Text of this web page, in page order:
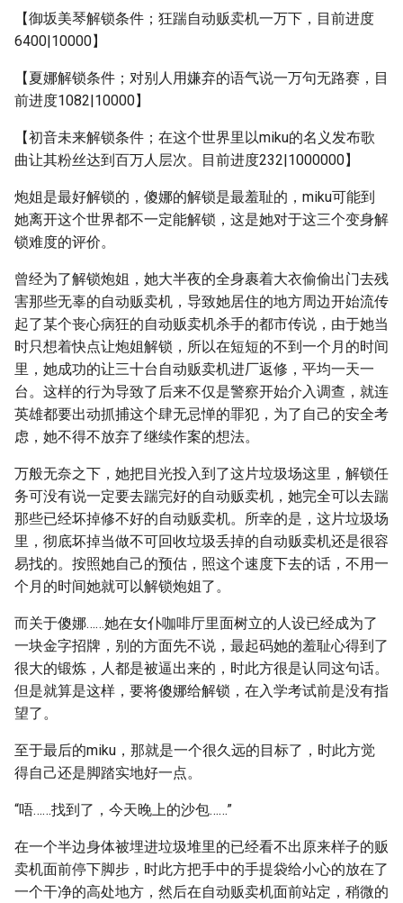
【御坂美琴解锁条件；狂踹自动贩卖机一万下，目前进度
6400|10000】
【夏娜解锁条件；对别人用嫌弃的语气说一万句无路赛，目
前进度1082|10000】
【初音未来解锁条件；在这个世界里以miku的名义发布歌
曲让其粉丝达到百万人层次。目前进度232|1000000】
炮姐是最好解锁的，傻娜的解锁是最羞耻的，miku可能到
她离开这个世界都不一定能解锁，这是她对于这三个变身解
锁难度的评价。
曾经为了解锁炮姐，她大半夜的全身裹着大衣偷偷出门去残
害那些无辜的自动贩卖机，导致她居住的地方周边开始流传
起了某个丧心病狂的自动贩卖机杀手的都市传说，由于她当
时只想着快点让炮姐解锁，所以在短短的不到一个月的时间
里，她成功的让三十台自动贩卖机进厂返修，平均一天一
台。这样的行为导致了后来不仅是警察开始介入调查，就连
英雄都要出动抓捕这个肆无忌惮的罪犯，为了自己的安全考
虑，她不得不放弃了继续作案的想法。
万般无奈之下，她把目光投入到了这片垃圾场这里，解锁任
务可没有说一定要去踹完好的自动贩卖机，她完全可以去踹
那些已经坏掉修不好的自动贩卖机。所幸的是，这片垃圾场
里，彻底坏掉当做不可回收垃圾丢掉的自动贩卖机还是很容
易找的。按照她自己的预估，照这个速度下去的话，不用一
个月的时间她就可以解锁炮姐了。
而关于傻娜……她在女仆咖啡厅里面树立的人设已经成为了
一块金字招牌，别的方面先不说，最起码她的羞耻心得到了
很大的锻炼，人都是被逼出来的，时此方很是认同这句话。
但是就算是这样，要将傻娜给解锁，在入学考试前是没有指
望了。
至于最后的miku，那就是一个很久远的目标了，时此方觉
得自己还是脚踏实地好一点。
“唔……找到了，今天晚上的沙包……”
在一个半边身体被埋进垃圾堆里的已经看不出原来样子的贩
卖机面前停下脚步，时此方把手中的手提袋给小心的放在了
一个干净的高处地方，然后在自动贩卖机面前站定，稍微的